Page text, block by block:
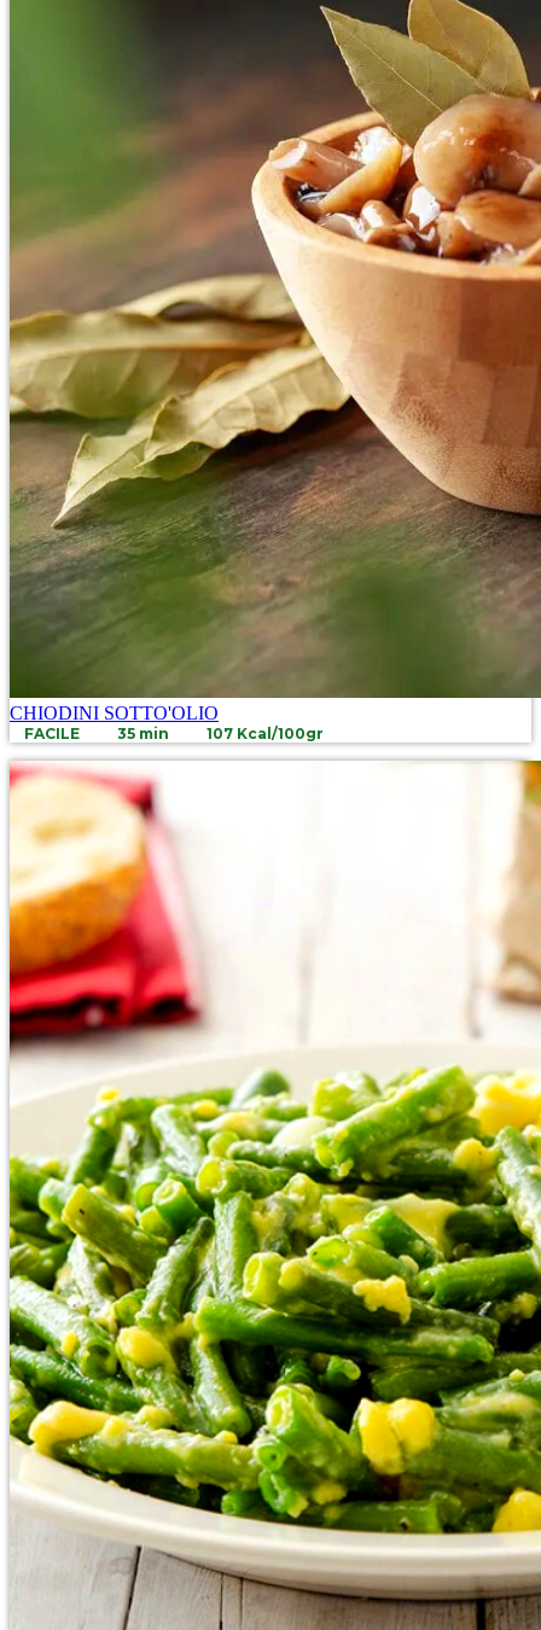
CHIODINI SOTTO'OLIO
FACILE 35 min 107 Kcal/100gr